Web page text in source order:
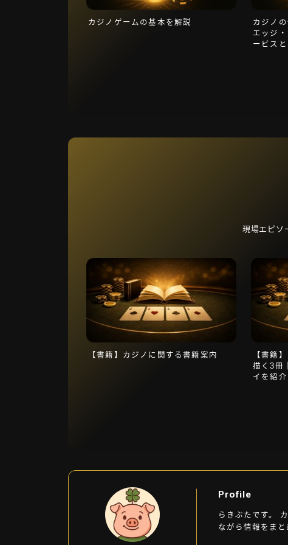
カジノゲームの基本を解説
カジノ
エッジ
ービス
現場エピソ
【書籍】カジノに関する書籍案内
【書籍
描く3冊
イを紹介
Profile
らきぶたです。
ながら情報をまと